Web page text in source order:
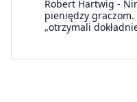
Robert Hartwig -
pieniędzy graczom.
„otrzymali